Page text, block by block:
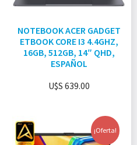
NOTEBOOK ACER GADGET
ETBOOK CORE I3 4.4GHZ,
16GB, 512GB, 14″ QHD,
ESPAÑOL
U$S 639.00
¡Oferta!